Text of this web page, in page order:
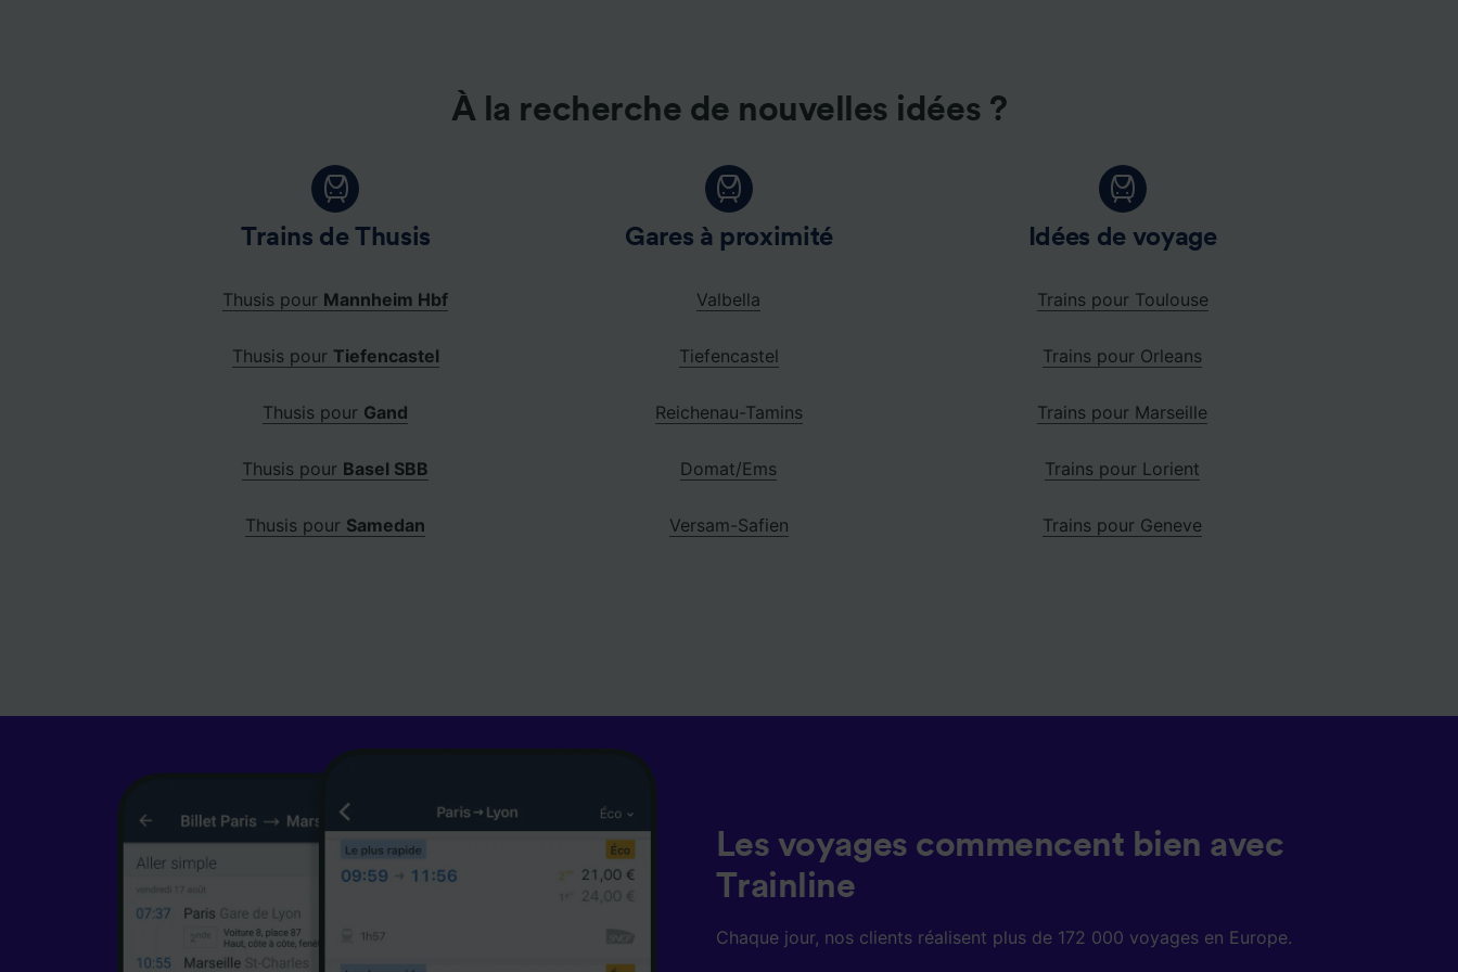
À la recherche de nouvelles idées ?
Trains de Thusis
Thusis pour Mannheim Hbf
Thusis pour Tiefencastel
Thusis pour Gand
Thusis pour Basel SBB
Thusis pour Samedan
Gares à proximité
Valbella
Tiefencastel
Reichenau-Tamins
Domat/Ems
Versam-Safien
Idées de voyage
Trains pour Toulouse
Trains pour Orleans
Trains pour Marseille
Trains pour Lorient
Trains pour Geneve
Les voyages commencent bien avec
Trainline
Chaque jour, nos clients réalisent plus de 172 000 voyages en Europe.